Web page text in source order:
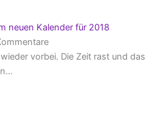
neuen Kalender für 2018
vorbei. Die Zeit rast und das